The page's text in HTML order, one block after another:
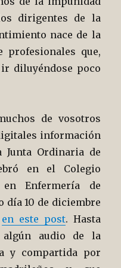
dirigentes de la
nace de la
profesionales que,
diluyéndose poco
de vosotros
información
Ordinaria de
en el Colegio
Enfermería de
día 10 de diciembre
en este post. Hasta
algún audio de la
y compartida por